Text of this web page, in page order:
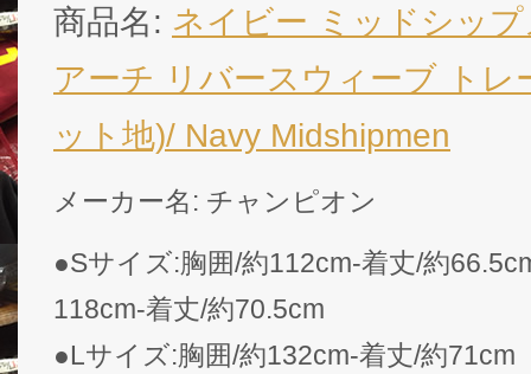
商品名: ネイビー ミッドシッ
アーチ リバースウィーブ トレ
ット地)/ Navy Midshipmen
メーカー名: チャンピオン
●Sサイズ:胸囲/約112cm-着丈/約
118cm-着丈/約70.5cm
●Lサイズ:胸囲/約132cm-着丈/約71cm